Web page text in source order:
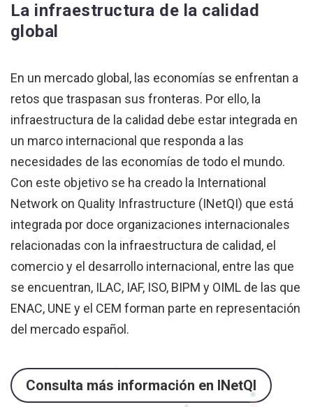
La infraestructura de la calidad
global
En un mercado global, las economías se enfrentan a
retos que traspasan sus fronteras. Por ello, la
infraestructura de la calidad debe estar integrada en
un marco internacional que responda a las
necesidades de las economías de todo el mundo.
Con este objetivo se ha creado la International
Network on Quality Infrastructure (INetQI) que está
integrada por doce organizaciones internacionales
relacionadas con la infraestructura de calidad, el
comercio y el desarrollo internacional, entre las que
se encuentran, ILAC, IAF, ISO, BIPM y OIML de las que
ENAC, UNE y el CEM forman parte en representación
del mercado español.
Consulta más información en INetQI